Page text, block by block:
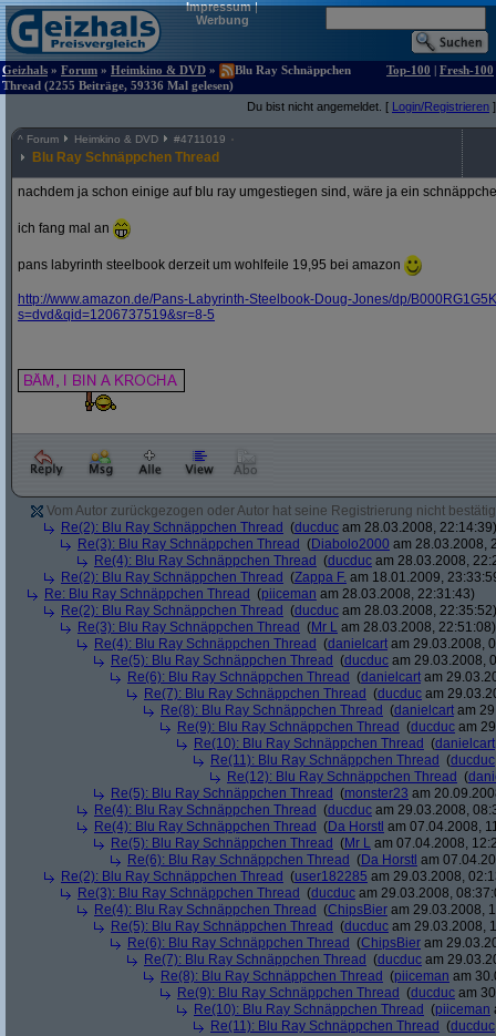
Impressum|
Werbung
Geizhals » Forum » Heimkino & DVD »
Blu Ray Schnäppchen
Thread (2255 Beiträge, 59336 Mal gelesen)
Top-100 | Fresh-100
Du bist nicht angemeldet. [ Login/Registrieren ]
^ Forum Heimkino & DVD #4711019
Blu Ray Schnäppchen Thread
nachdem ja schon einige auf blu ray umgestiegen sind, wäre ja ein
ich fang mal an
pans labyrinth steelbook derzeit um wohlfeile 19,95 bei amazon
http://www.amazon.de/Pans-Labyrinth-Steelbook-Doug-Jones/dp/
s=dvd&qid=1206737519&sr=8-5
Vom Autor zurückgezogen oder Autor hat seine Registrierung nicht
Re(2): Blu Ray Schnäppchen Thread (ducduc am 28.03.2008, 22:14:39)
Re(3): Blu Ray Schnäppchen Thread (Diabolo2000 am 28.03.2008,
Re(4): Blu Ray Schnäppchen Thread (ducduc am 28.03.2008,
Re(2): Blu Ray Schnäppchen Thread (Zappa F. am 18.01.2009,
Re: Blu Ray Schnäppchen Thread (piiceman am 28.03.2008, 22:31:43)
Re(2): Blu Ray Schnäppchen Thread (ducduc am 28.03.2008, 22:35:52)
Re(3): Blu Ray Schnäppchen Thread (Mr L am 28.03.2008, 22:51:08)
Re(4): Blu Ray Schnäppchen Thread (danielcart am 29.03.2008,
Re(5): Blu Ray Schnäppchen Thread (ducduc am 29.03.2008,
Re(6): Blu Ray Schnäppchen Thread (danielcart am
Re(7): Blu Ray Schnäppchen Thread (ducduc am
Re(8): Blu Ray Schnäppchen Thread (danielcart am
Re(9): Blu Ray Schnäppchen Thread (ducduc am
Re(10): Blu Ray Schnäppchen Thread (danielcart
Re(11): Blu Ray Schnäppchen Thread (ducduc
Re(12): Blu Ray Schnäppchen Thread (
Re(5): Blu Ray Schnäppchen Thread (monster23 am
Re(4): Blu Ray Schnäppchen Thread (ducduc am 29.03.2008,
Re(4): Blu Ray Schnäppchen Thread (Da Horstl am 07.04.2008,
Re(5): Blu Ray Schnäppchen Thread (Mr L am 07.04.2008,
Re(6): Blu Ray Schnäppchen Thread (Da Horstl am
Re(2): Blu Ray Schnäppchen Thread (user182285 am 29.03.2008,
Re(3): Blu Ray Schnäppchen Thread (ducduc am 29.03.2008,
Re(4): Blu Ray Schnäppchen Thread (ChipsBier am 29.03.2008,
Re(5): Blu Ray Schnäppchen Thread (ducduc am 29.03.2008,
Re(6): Blu Ray Schnäppchen Thread (ChipsBier am
Re(7): Blu Ray Schnäppchen Thread (ducduc am
Re(8): Blu Ray Schnäppchen Thread (piiceman am
Re(9): Blu Ray Schnäppchen Thread (ducduc am
Re(10): Blu Ray Schnäppchen Thread (piiceman
Re(11): Blu Ray Schnäppchen Thread (ducduc